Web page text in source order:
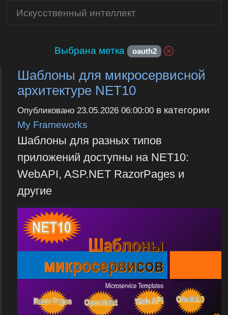
Выбрана метка oauth2
Шаблоны для микросервисной
архитектуре NET10
Опубликовано 23.05.2026 06:00:00в категории
My Frameworks
Шаблоны для разных типов
приложений доступны на NET10:
WebAPI, ASP.NET RazorPages и
другие
Искусственный интеллект